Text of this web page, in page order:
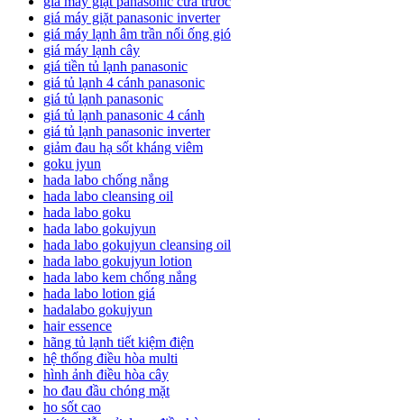
giá máy giặt panasonic inverter
giá máy lạnh âm trần nối ống gió
giá máy lạnh cây
giá tiền tủ lạnh panasonic
giá tủ lạnh 4 cánh panasonic
giá tủ lạnh panasonic
giá tủ lạnh panasonic 4 cánh
giá tủ lạnh panasonic inverter
giảm đau hạ sốt kháng viêm
goku jyun
hada labo chống nắng
hada labo cleansing oil
hada labo goku
hada labo gokujyun
hada labo gokujyun cleansing oil
hada labo gokujyun lotion
hada labo kem chống nắng
hada labo lotion giá
hadalabo gokujyun
hair essence
hãng tủ lạnh tiết kiệm điện
hệ thống điều hòa multi
hình ảnh điều hòa cây
ho đau đầu chóng mặt
ho sốt cao